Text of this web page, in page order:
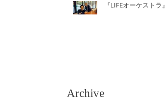
『LIFEオーケストラ』
Archive